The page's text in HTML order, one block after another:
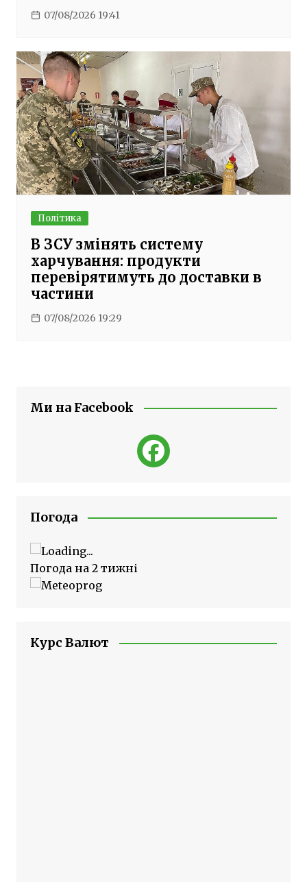
07/08/2026 19:41
Політика
В ЗСУ змінять систему
харчування: продукти
перевірятимуть до доставки в
частини
07/08/2026 19:29
Ми на Facebook
Погода
Погода на 2 тижні
Курс Валют